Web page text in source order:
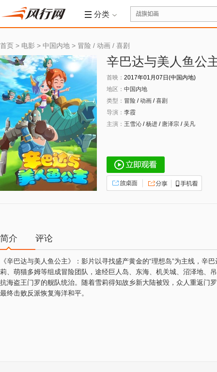
分类
首页 > 电影 > 中国内地 > 冒险 / 动画 / 喜剧
辛巴达与美人鱼公
首映： 2017年01月07日(中国内地)
地区： 中国内地
类型： 冒险 /动画 /喜剧
导演： 李霞
主演： 王雪沁 /杨进 / 唐泽宗 /吴凡
简介 评论
《辛巴达与美人鱼公主》：影片以寻找盛产黄金的“理想岛”为主线，辛
莉、萌猫多姆等组成冒险团队，途经巨人岛、东海、机关城、沼泽地、
抗海盗王门罗的舰队统治。随着雪莉得知故乡新大陆被毁，众人重返门
最终击败反派恢复海洋和平。